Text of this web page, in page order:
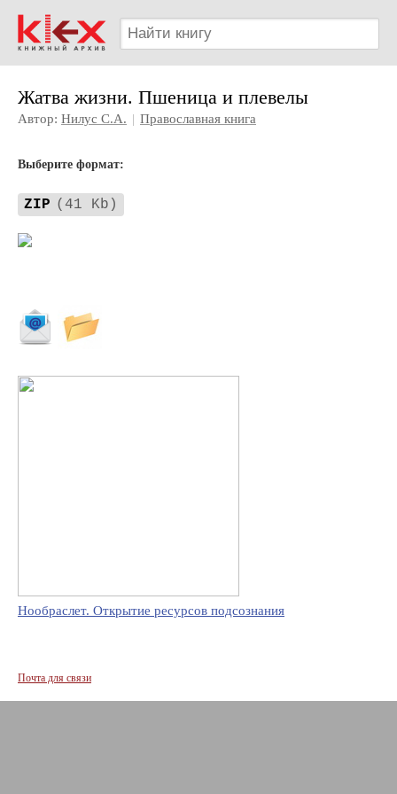
Жатва жизни. Пшеница и плевелы
Автор: Нилус С.А. | Православная книга
Выберите формат:
ZIP (41 Kb)
Нообраслет. Открытие ресурсов подсознания
Почта для связи